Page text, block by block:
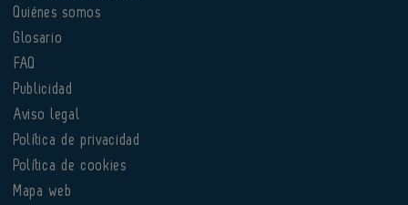
Quiénes somos
Glosario
FAQ
Publicidad
Aviso legal
Política de privacidad
Política de cookies
Mapa web